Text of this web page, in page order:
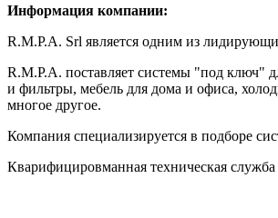
Информация компании:
R.M.P.A. Srl является одним из
R.M.P.A. поставляет системы "под ключ"
и фильтры, мебель для дома и офиса,
многое другое.
Компания специализируется в подборе
Кварифицировманная техническая